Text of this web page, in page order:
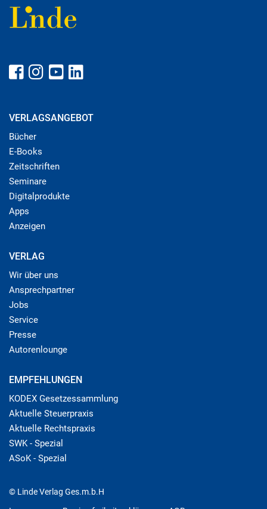
VERLAGSANGEBOT
Bücher
E-Books
Zeitschriften
Seminare
Digitalprodukte
Apps
Anzeigen
VERLAG
Wir über uns
Ansprechpartner
Jobs
Service
Presse
Autorenlounge
EMPFEHLUNGEN
KODEX Gesetzessammlung
Aktuelle Steuerpraxis
Aktuelle Rechtspraxis
SWK - Spezial
ASoK - Spezial
© Linde Verlag Ges.m.b.H